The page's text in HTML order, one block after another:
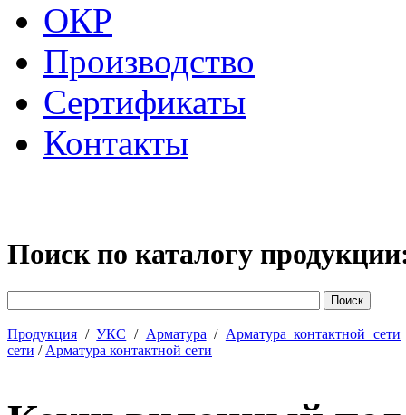
ОКР
Производство
Сертификаты
Контакты
Поиск по каталогу
Продукция /УКС / Арматура / Арматура контактной сети
сети / Арматура контактной сети